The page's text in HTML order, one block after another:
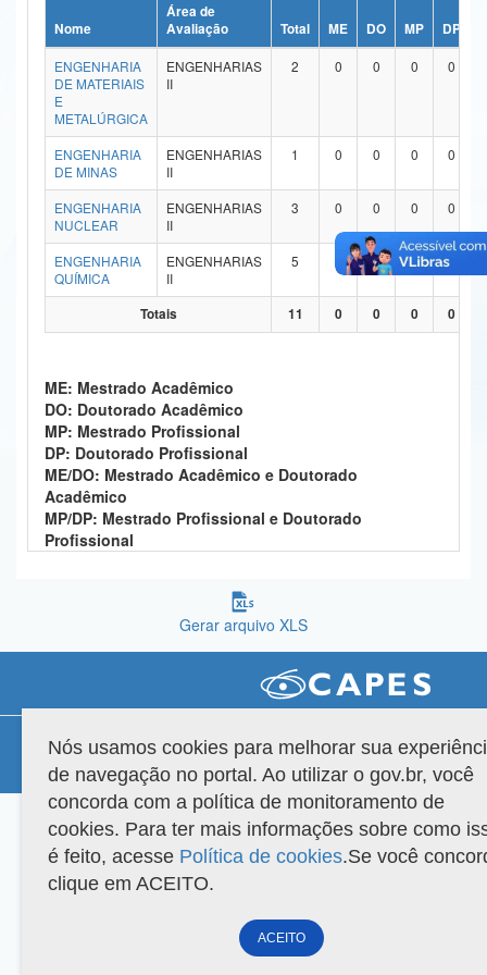
Ministério da Ciência, Tecnologia, Inovações e Comunicações
Ministério do Meio Ambiente
Ministério do Turismo
Ministério do Desenvolvimento Regional
Controladoria-Geral da União
Ministério da Mulher, da Família e dos Direitos Humanos
Secretaria-Geral
Secretaria de Governo
Advocacia-Geral da União
Banco Central do Brasil
Planalto
Nome
Área de
Avaliação
Total ME DO MP DP
ENGENHARIA
DE MATERIAIS
E
METALÚRGICA
ENGENHARIAS
II
2 0 0 0 0
ENGENHARIA
DE MINAS
ENGENHARIAS
II
1 0 0 0 0
ENGENHARIA
NUCLEAR
ENGENHARIAS
II
3 0 0 0 0
ENGENHARIA
QUÍMICA
ENGENHARIAS
II
5 0 0 0
Totais 11 0 0 0 0
ME: Mestrado Acadêmico
DO: Doutorado Acadêmico
MP: Mestrado Profissional
DP: Doutorado Profissional
ME/DO: Mestrado Acadêmico e Doutorado
Acadêmico
MP/DP: Mestrado Profissional e Doutorado
Profissional
Gerar arquivo XLS
Versão do sistema: 3.88.9 Copyright 2022 Capes. Todos os direitos reservados.
Nós usamos cookies para melhorar sua
de navegação no portal. Ao utilizar o gov.br, você
concorda com a política de monitoramento de
cookies. Para ter mais informações sobre como
é feito, acesse Política de cookies.Se você
clique em ACEITO.
ACEITO